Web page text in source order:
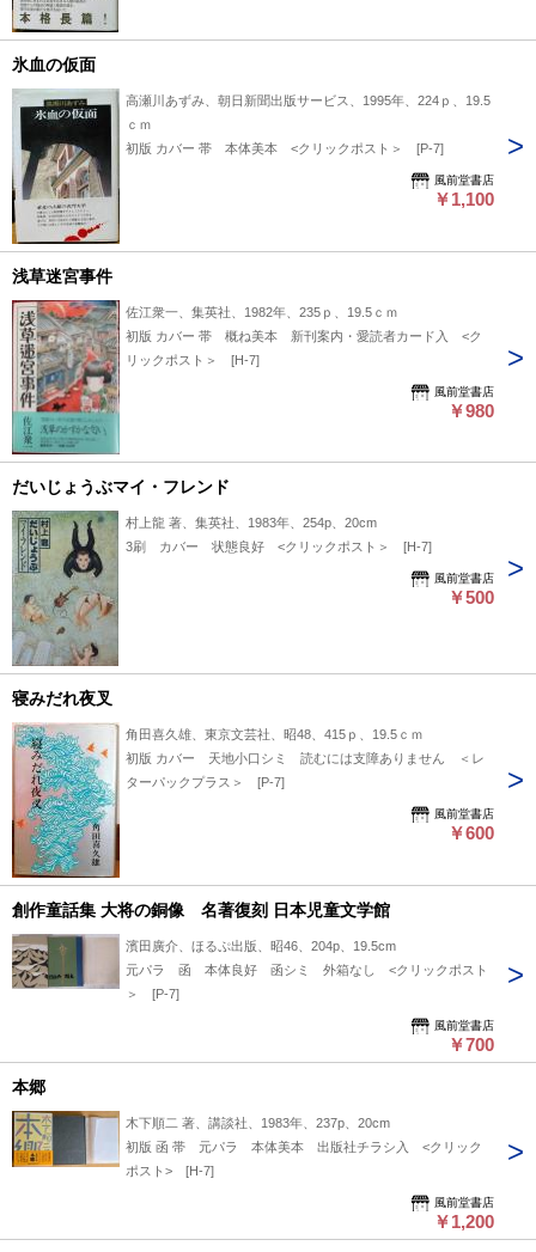
氷血の仮面
高瀬川あずみ、朝日新聞出版サービス、1995年、224ｐ、19.5
ｃｍ
初版 カバー 帯 本体美本 <クリックポスト＞ [P-7]
風前堂書店
￥1,100
浅草迷宮事件
佐江衆一、集英社、1982年、235ｐ、19.5ｃｍ
初版 カバー 帯 概ね美本 新刊案内・愛読者カード入 <ク
リックポスト＞ [H-7]
風前堂書店
￥980
だいじょうぶマイ・フレンド
村上龍 著、集英社、1983年、254p、20cm
3刷 カバー 状態良好 <クリックポスト＞ [H-7]
風前堂書店
￥500
寝みだれ夜叉
角田喜久雄、東京文芸社、昭48、415ｐ、19.5ｃｍ
初版 カバー 天地小口シミ 読むには支障ありません ＜レ
ターパックプラス＞ [P-7]
風前堂書店
￥600
創作童話集 大将の銅像 名著復刻 日本児童文学館
濱田廣介、ほるぷ出版、昭46、204p、19.5cm
元パラ 函 本体良好 函シミ 外箱なし <クリックポスト
＞ [P-7]
風前堂書店
￥700
本郷
木下順二 著、講談社、1983年、237p、20cm
初版 函 帯 元パラ 本体美本 出版社チラシ入 <クリック
ポスト> [H-7]
風前堂書店
￥1,200